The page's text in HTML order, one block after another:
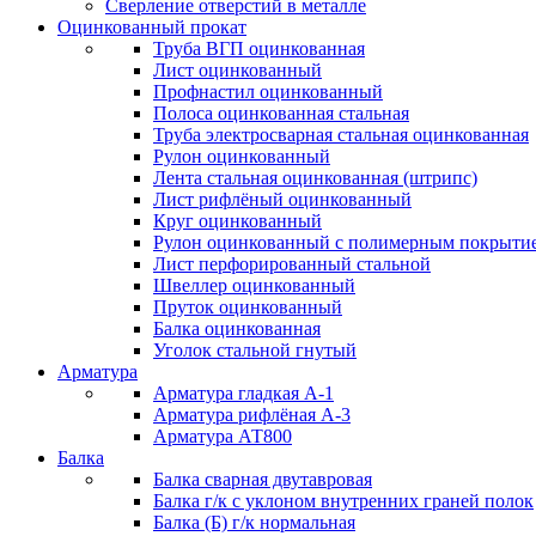
Сверление отверстий в металле
Оцинкованный прокат
Труба ВГП оцинкованная
Лист оцинкованный
Профнастил оцинкованный
Полоса оцинкованная стальная
Труба электросварная стальная оцинкованная
Рулон оцинкованный
Лента стальная оцинкованная (штрипс)
Лист рифлёный оцинкованный
Круг оцинкованный
Рулон оцинкованный с полимерным
Лист перфорированный стальной
Швеллер оцинкованный
Пруток оцинкованный
Балка оцинкованная
Уголок стальной гнутый
Арматура
Арматура гладкая А-1
Арматура рифлёная А-3
Арматура АТ800
Балка
Балка сварная двутавровая
Балка г/к с уклоном внутренних граней полок
Балка (Б) г/к нормальная